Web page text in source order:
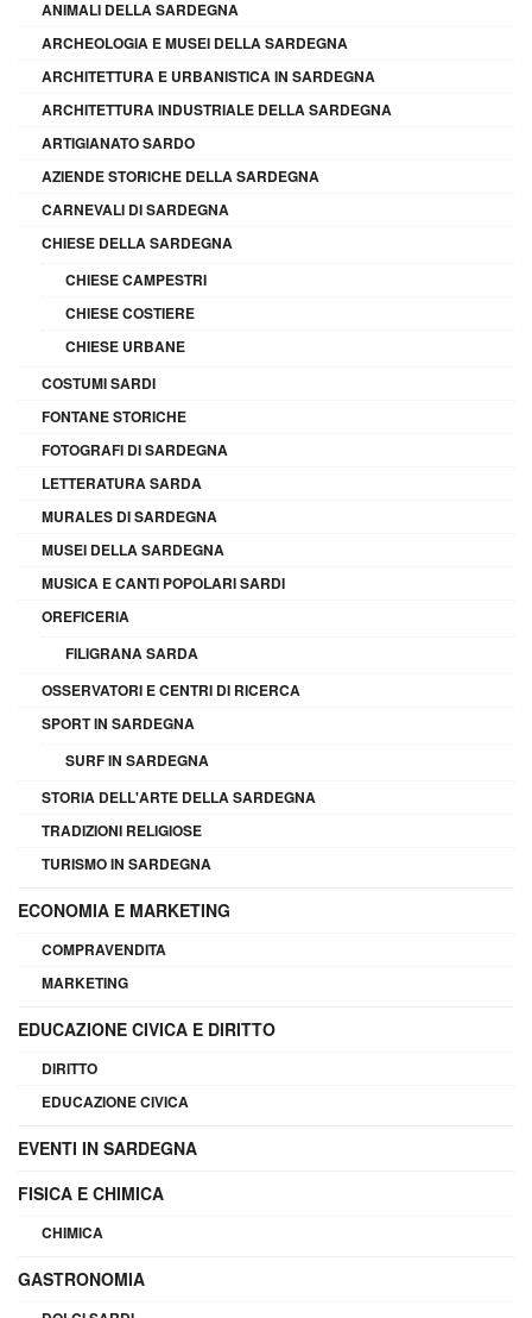
ANIMALI DELLA SARDEGNA
ARCHEOLOGIA E MUSEI DELLA SARDEGNA
ARCHITETTURA E URBANISTICA IN SARDEGNA
ARCHITETTURA INDUSTRIALE DELLA SARDEGNA
ARTIGIANATO SARDO
AZIENDE STORICHE DELLA SARDEGNA
CARNEVALI DI SARDEGNA
CHIESE DELLA SARDEGNA
CHIESE CAMPESTRI
CHIESE COSTIERE
CHIESE URBANE
COSTUMI SARDI
FONTANE STORICHE
FOTOGRAFI DI SARDEGNA
LETTERATURA SARDA
MURALES DI SARDEGNA
MUSEI DELLA SARDEGNA
MUSICA E CANTI POPOLARI SARDI
OREFICERIA
FILIGRANA SARDA
OSSERVATORI E CENTRI DI RICERCA
SPORT IN SARDEGNA
SURF IN SARDEGNA
STORIA DELL'ARTE DELLA SARDEGNA
TRADIZIONI RELIGIOSE
TURISMO IN SARDEGNA
ECONOMIA E MARKETING
COMPRAVENDITA
MARKETING
EDUCAZIONE CIVICA E DIRITTO
DIRITTO
EDUCAZIONE CIVICA
EVENTI IN SARDEGNA
FISICA E CHIMICA
CHIMICA
GASTRONOMIA